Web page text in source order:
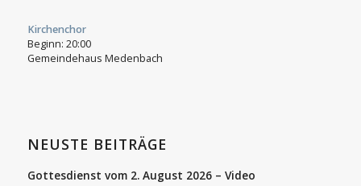
Kirchenchor
Beginn: 20:00
Gemeindehaus Medenbach
NEUSTE BEITRÄGE
Gottesdienst vom 2. August 2026 – Video